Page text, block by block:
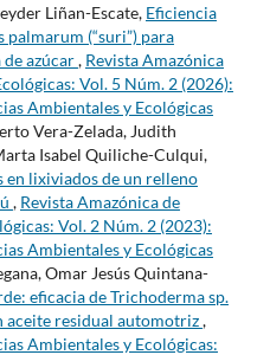
Liñan-Escate, Eficiencia
(“suri”) para
de azúcar, Revista Amazónica
Vol. 5 Núm. 2 (2026):
Ambientales y Ecológicas
Vera-Zelada, Judith
Isabel Quiliche-Culqui,
en lixiviados de un relleno
, Revista Amazónica de
Vol. 2 Núm. 2 (2023):
Ambientales y Ecológicas
Omar Jesús Quintana-
eficacia de Trichoderma sp.
aceite residual automotriz,
Ambientales y Ecológicas: